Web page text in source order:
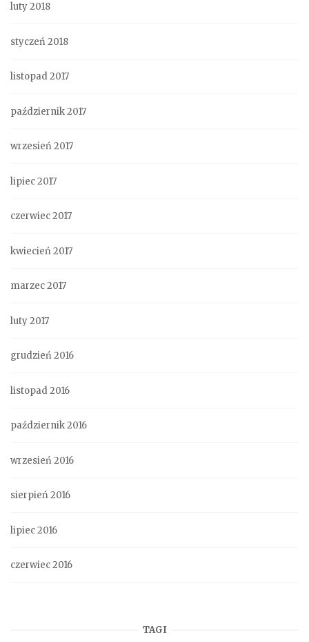
luty 2018
styczeń 2018
listopad 2017
październik 2017
wrzesień 2017
lipiec 2017
czerwiec 2017
kwiecień 2017
marzec 2017
luty 2017
grudzień 2016
listopad 2016
październik 2016
wrzesień 2016
sierpień 2016
lipiec 2016
czerwiec 2016
TAGI